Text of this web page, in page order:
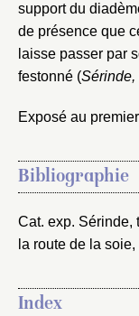
support du
de présence que
laisse passer par
festonné (Sérinde,
Exposé au
Bibliographie
Cat. exp. Sérinde,
la route de la
Index